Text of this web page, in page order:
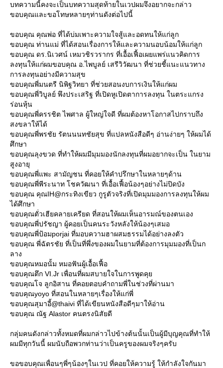
บทความนี้คงจะเป็นบทความสุดท้ายในเวปผมจึงอยากจะกล่าว
ขอบคุณและขอโทษหลายๆท่านดังต่อไปนี้
ขอบคุณ คุณพ่อ ที่ได้บ่มเพาะความใจสู้และอดทนให้แก่ลูก
ขอบคุณ ท่านแม่ ที่ได้สอนเรื่องการให้และความนอบน้อมให้แก่ลูก
ขอบคุณ ดร.นิเวศน์ เหมวชิรวรากร ที่เอื้อเฟื้อเผยแพร่แนวคิดการ
ลงทุนให้แก่ผมขอบคุณ อ.ไพบูลย์ เสรีวิวัฒนา ที่ช่วยชี้แนะแนวทาง
การลงทุนอย่างมีความสุข
ขอบคุณพี่มนตรี นิพิฐวิทยา ที่ช่วยสอนงบการเงินให้แก่ผม
ขอบคุณพี่วิบูลย์ พึงประเสริฐ ที่เปิดหูเปิดตาการลงทุน ในตระแกรง
ร่อนหุ้น
ขอบคุณพี่ครรชิต ไพศาล ผู้ใหญ่ใจดี ที่ผมต้องหาโอกาสไปกราบถึง
สงขลาให้ได้
ขอบคุณพี่พรชัย รัตนนนทชัยสุข ที่แปลหนังสือดีๆ อ่านง่ายๆ ให้ผมได้
ศึกษา
ขอบคุณลุงขวด ที่ทําให้ผมมีมุมมองนักลงทุนที่ผมอยากจะเป็น ในยาม
สูงอายุ
ขอบคุณพี่แพะ สามัญชน ที่คอยให้คําปรึกษาในหลายๆด้าน
ขอบคุณพี่พีระนาท โชควัฒนา ที่เอื้อเฟื้อน้องๆอย่างไม่ปิดบัง
ขอบคุณ คุณIH@กระทิงเขียว กูรูตัวจริงที่เปิดมุมมองการลงทุนให้ผม
ได้ศึกษา
ขอบคุณตั่วเฮียคลายเครียด ที่สอนให้ผมเห็นอารมณ์ของตนเอง
ขอบคุณพี่ปรัชญา ผู้คอยเป็นคนระวังหลังให้น้องๆเสมอ
ขอบคุณพี่ป้อมporjai ที่มอบความฮาผสมธรรมได้อย่างลงตัว
ขอบคุณ พี่ฉัตรชัย ที่เป็นที่พึ่งของผมในยามที่ต้องการมุมมองที่เป็นก
ลาง
ขอบคุณหมอนั้ม หมอฟันผู้เอื้อเฟื้อ
ขอบคุณตึก VI.Jr เพื่อนที่ผมสบายใจในการพูดคุ
ขอบคุณโจ ลูกอิสาน ที่คอยตอบคําถามพี่ในช่วงที่ผ่านมา
ขอบคุณyoyo ที่สอนในหลายๆเรื่องให้แก่พี่
ขอบคุณสุมาอี้@thaivi ที่ได้เขียนหนังสือดีๆมาให้อ่าน
ขอบคุณ ณัฐ Alastor คนตรงนิสัยดี
กลุ่มคนดังกล่าวทั้งหมดที่ผมกล่าวไปข้างต้นนั้นเป็นผู้มีบุญคุณที่ทําให้
ผมมีทุกวันนี้ ผมนับถือพวกท่านว่าเป็นครูของผมจริงๆครับ
ขอขอบคุณเพื่อนๆพี่ๆน้องๆในเวป ที่คอยให้ความรู้ ให้กําลังใจกันมา